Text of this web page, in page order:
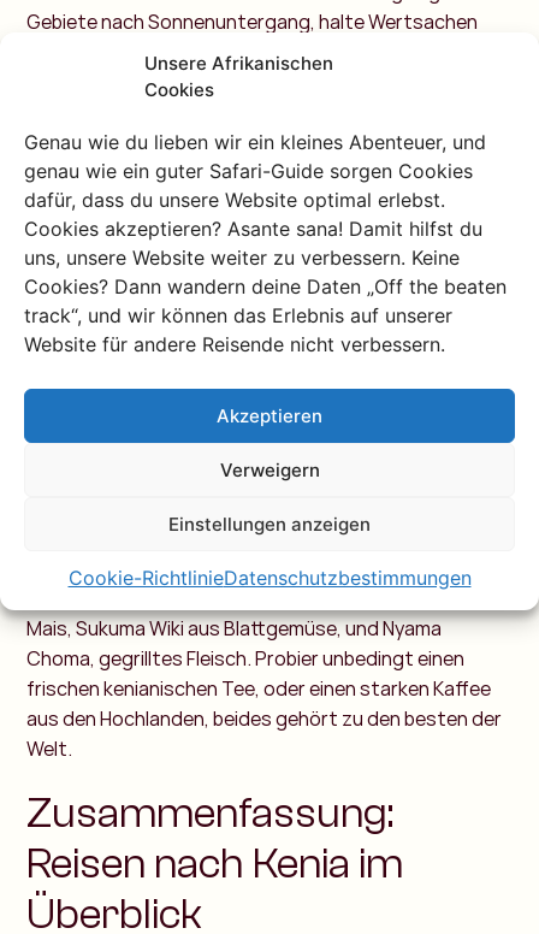
Unsere Afrikanischen
Cookies
Genau wie du lieben wir ein kleines Abenteuer, und
genau wie ein guter Safari-Guide sorgen Cookies
dafür, dass du unsere Website optimal erlebst.
Cookies akzeptieren? Asante sana! Damit hilfst du
uns, unsere Website weiter zu verbessern. Keine
Cookies? Dann wandern deine Daten „Off the beaten
track“, und wir können das Erlebnis auf unserer
Website für andere Reisende nicht verbessern.
Akzeptieren
Verweigern
Einstellungen anzeigen
Cookie-RichtlinieDatenschutzbestimmungen
Gebiete nach Sonnenuntergang, halte Wertsachen
ausser Sicht, und sei aufmerksam in belebten
Stadtteilen wie dem Zentrum von Nairobi, oder
ebenfalls ein wunderbares Reiseziel. Mit gesundem
Menschenverstand, lokalen Guides und etwas
Vorbereitung kannst du entspannt und sicher reisen.
Sieh dir vor der Abreise immer die aktuellen
Reisehinweise des Auswärtigen Amtes an.
Kultur, Essen, und
Gastfreundschaft
Kenia hat über vierzig ethnische Gruppen, jede mit
eigenen Traditionen, Sprachen, und Kleidungsstilen.
Die farbenfrohen Masai sind vielleicht die
Kalenjin prägen das kulturelle Bild des Landes stark.
Küche ist einfach, aber voller Geschmack. Erwarte viel
Mais, Bohnen, und Gemüse, mit Klassikern wie Ugali aus
Mais, Sukuma Wiki aus Blattgemüse, und Nyama
Choma, gegrilltes Fleisch. Probier unbedingt einen
frischen kenianischen Tee, oder einen starken Kaffee
aus den Hochlanden, beides gehört zu den besten der
Welt.
Zusammenfassung:
Reisen nach Kenia im
Überblick